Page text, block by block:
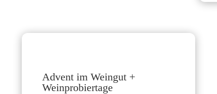
Advent im Weingut +
Weinprobiertage